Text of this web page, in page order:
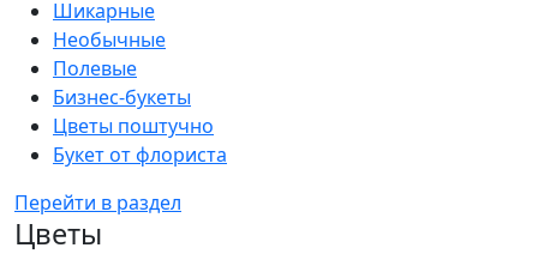
Шикарные
Необычные
Полевые
Бизнес-букеты
Цветы поштучно
Букет от флориста
Перейти в раздел
Цветы